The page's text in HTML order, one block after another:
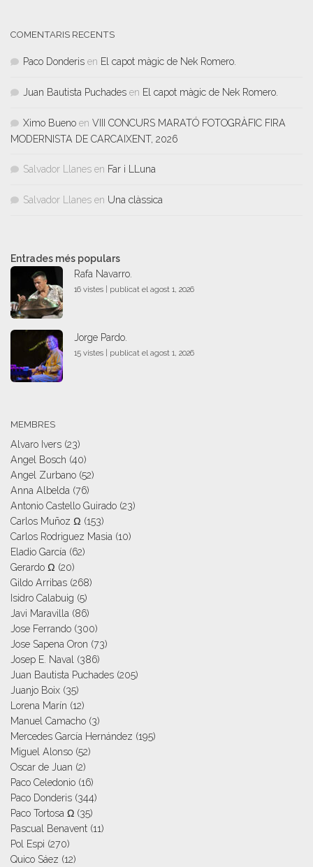
COMENTARIS RECENTS
Paco Donderis en El capot màgic de Nek Romero.
Juan Bautista Puchades en El capot màgic de Nek Romero.
Ximo Bueno en VIII CONCURS MARATÓ FOTOGRÀFIC FIRA
MODERNISTA DE CARCAIXENT, 2026
Salvador Llanes en Far i LLuna
Salvador Llanes en Una clàssica
Entrades més populars
Rafa Navarro.
16 vistes | publicat el agost 1, 2026
Jorge Pardo.
15 vistes | publicat el agost 1, 2026
MEMBRES
Alvaro Ivers (23)
Angel Bosch (40)
Angel Zurbano (52)
Anna Albelda (76)
Antonio Castello Guirado (23)
Carlos Muñoz Ω (153)
Carlos Rodriguez Masia (10)
Eladio García (62)
Gerardo Ω (20)
Gildo Arribas (268)
Isidro Calabuig (5)
Javi Maravilla (86)
Jose Ferrando (300)
Jose Sapena Oron (73)
Josep E. Naval
(386)
Juan Bautista Puchades (205)
Juanjo Boix (35)
Lorena Marín (12)
Manuel Camacho (3)
Mercedes García Hernández (195)
Miguel Alonso (52)
Oscar de Juan (2)
Paco Celedonio (16)
Paco Donderis (344)
Paco Tortosa Ω (35)
Pascual Benavent (11)
Pol Espi (270)
Quico Sáez (12)